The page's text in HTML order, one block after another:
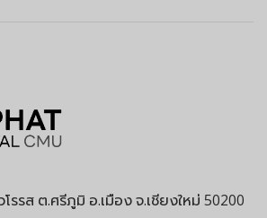
รรส ต.ศรีภูมิ อ.เมือง จ.เชียงใหม่ 50200